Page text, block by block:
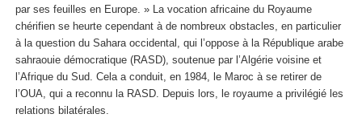
par ses feuilles en Europe. » La vocation africaine du Royaume
chérifien se heurte cependant à de nombreux obstacles, en particulier
à la question du Sahara occidental, qui l’oppose à la République arabe
sahraouie démocratique (RASD), soutenue par l’Algérie voisine et
l’Afrique du Sud. Cela a conduit, en 1984, le Maroc à se retirer de
l’OUA, qui a reconnu la RASD. Depuis lors, le royaume a privilégié les
relations bilatérales.